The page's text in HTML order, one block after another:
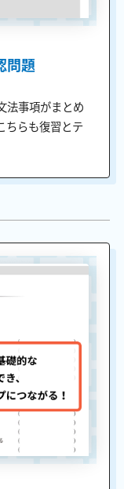
問題
法事項がまとめ
ちらも復習とテ